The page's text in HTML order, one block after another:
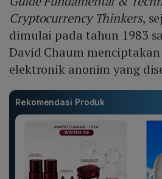
Cryptocurrency Thinkers,
dimulai pada tahun 1983
David Chaum
elektronik anonim yang
Rekomendasi Produk